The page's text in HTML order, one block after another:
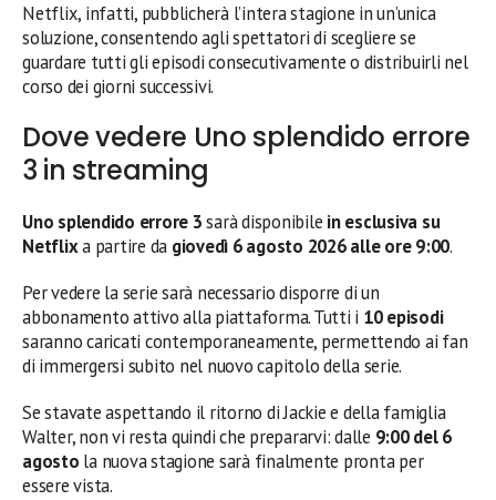
Netflix, infatti, pubblicherà l’intera stagione in un’unica
soluzione, consentendo agli spettatori di scegliere se
guardare tutti gli episodi consecutivamente o distribuirli nel
corso dei giorni successivi.
Dove vedere Uno splendido errore
3 in streaming
Uno splendido errore 3sarà disponibile in esclusiva su
Netflixa partire da giovedì 6 agosto 2026 alle ore 9:00.
Per vedere la serie sarà necessario disporre di un
abbonamento attivo alla piattaforma. Tutti i 10 episodi
saranno caricati contemporaneamente, permettendo ai fan
di immergersi subito nel nuovo capitolo della serie.
Se stavate aspettando il ritorno di Jackie e della famiglia
Walter, non vi resta quindi che prepararvi: dalle 9:00 del 6
agosto la nuova stagione sarà finalmente pronta per
essere vista.